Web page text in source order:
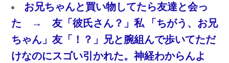
お兄ちゃんと買い物してたら友達と会っ
た → 友「彼氏さん？」私 「ちがう、お兄
ちゃん」友「！？」兄と腕組んで歩いてただ
けなのにスゴい引かれた。神経わからんよ